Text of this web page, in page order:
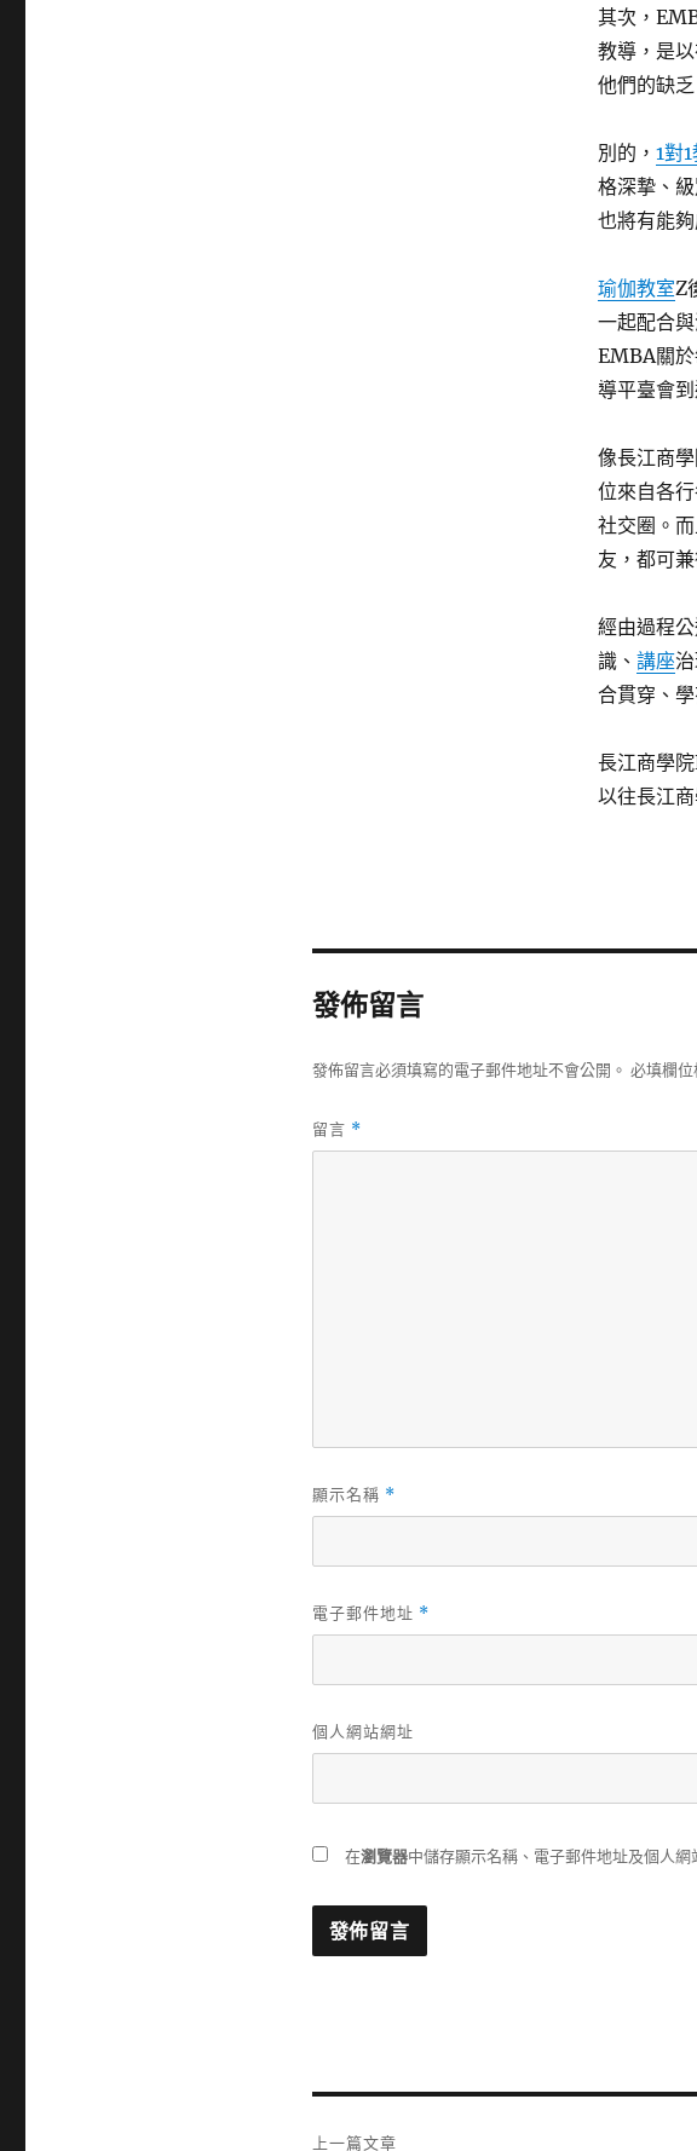
其次，
教導，是
他們的缺
別的，1對
格深摯、
也將有能
瑜伽教室Z
一起配合
EMBA關
導平臺會
像長江商
位來自各
社交圈。
友，都可兼
經由過程
識、講座
合貫穿、
長江商學
以往長江
發佈留言
發佈留言必須填寫的電子郵件地址不會公開。 必填欄位
留言 *
顯示名稱 *
電子郵件地址 *
個人網站網址
在瀏覽器中儲存顯示名稱、電子郵件地址及個人
上一篇文章